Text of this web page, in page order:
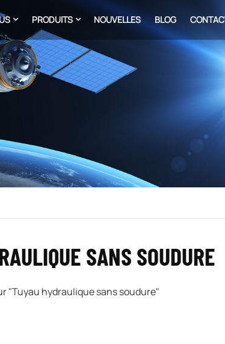
PRODUITS NOUVELLES BLOG
SANS SOUDURE
"Tuyau hydraulique sans soudure"